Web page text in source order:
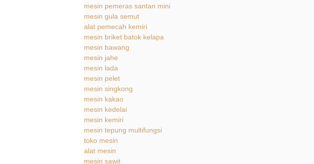
mesin pemeras santan mini
mesin gula semut
alat pemecah kemiri
mesin briket batok kelapa
mesin bawang
mesin jahe
mesin lada
mesin pelet
mesin singkong
mesin kakao
mesin kedelai
mesin kemiri
mesin tepung multifungsi
toko mesin
alat mesin
mesin sawit